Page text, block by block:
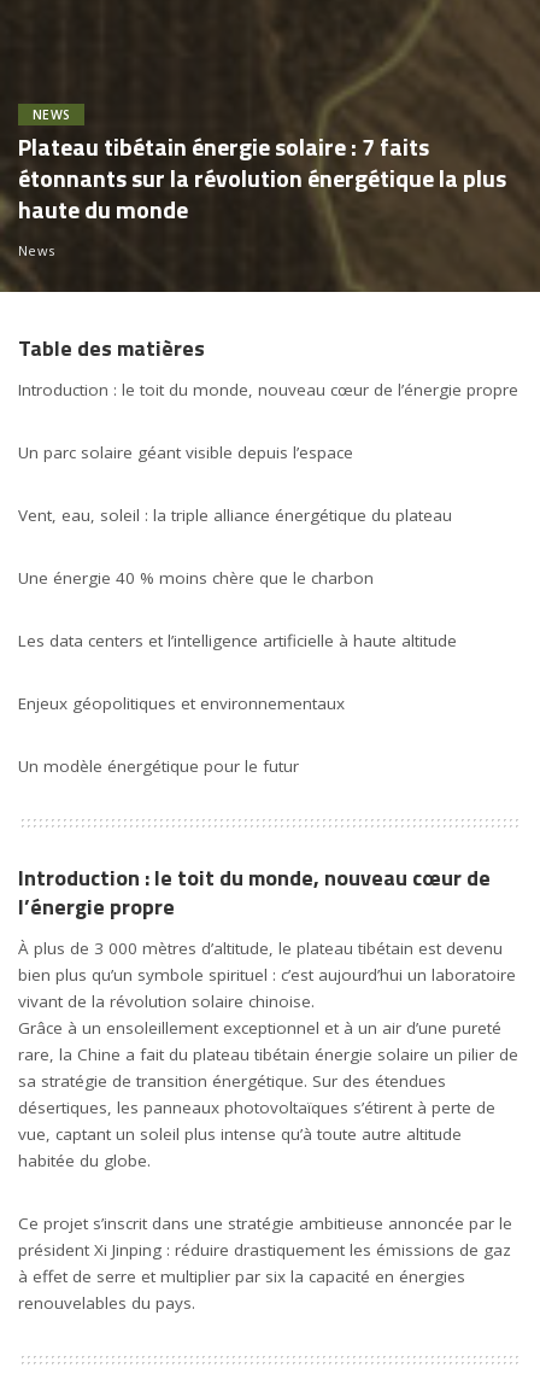
NEWS
Plateau tibétain énergie solaire : 7 faits
étonnants sur la révolution énergétique la plus
haute du monde
News
Table des matières
Introduction : le toit du monde, nouveau cœur de l’énergie propre
Un parc solaire géant visible depuis l’espace
Vent, eau, soleil : la triple alliance énergétique du plateau
Une énergie 40 % moins chère que le charbon
Les data centers et l’intelligence artificielle à haute altitude
Enjeux géopolitiques et environnementaux
Un modèle énergétique pour le futur
Introduction : le toit du monde, nouveau cœur de
l’énergie propre
À plus de 3 000 mètres d’altitude, le plateau tibétain est devenu
bien plus qu’un symbole spirituel : c’est aujourd’hui un laboratoire
vivant de la révolution solaire chinoise.
Grâce à un ensoleillement exceptionnel et à un air d’une pureté
rare, la Chine a fait du plateau tibétain énergie solaire un pilier de
sa stratégie de transition énergétique. Sur des étendues
désertiques, les panneaux photovoltaïques s’étirent à perte de
vue, captant un soleil plus intense qu’à toute autre altitude
habitée du globe.
Ce projet s’inscrit dans une stratégie ambitieuse annoncée par le
président Xi Jinping : réduire drastiquement les émissions de gaz
à effet de serre et multiplier par six la capacité en énergies
renouvelables du pays.